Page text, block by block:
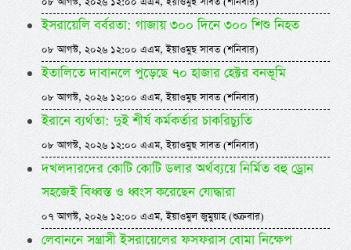
ইসরায়েলি বর্বরতা: গাজায় ৩০০ দিনে ৩০০ শিশু নিহত
০৮ আগস্ট, ২০২৬ ১২:০০ এএম, ইয়াওমুছ সাবত (শনিবার)
ইতালিতে দাবানলে পুড়েছে ৭০ হাজার হেক্টর বনভূমি
০৮ আগস্ট, ২০২৬ ১২:০০ এএম, ইয়াওমুছ সাবত (শনিবার)
ইরানে ব্যর্থতা: দুই শীর্ষ কর্মকর্তার চাকরিচ্যুতি
০৮ আগস্ট, ২০২৬ ১২:০০ এএম, ইয়াওমুছ সাবত (শনিবার)
দখলদারদের কোটি কোটি ডলার অর্থব্যয়ে নির্মিত বহু ড্রোন
সহজেই বিধ্বস্ত ও ধ্বংস করেছেন যোদ্ধারা
০৭ আগস্ট, ২০২৬ ১২:০০ এএম, ইয়াওমুল জুমুয়াহ (শুক্রবার)
লেবাননে সন্ত্রাসী ইসরায়েলের ফসফরাস বোমা নিক্ষেপ